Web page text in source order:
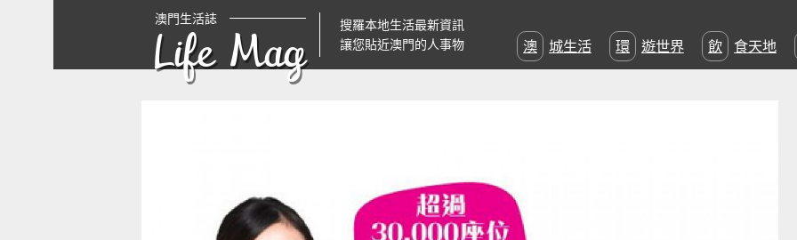
澳門生活誌
Life Mag
搜羅本地生活最新資訊
讓您貼近澳門的人事物
澳城生活 環遊世界 飲食天地